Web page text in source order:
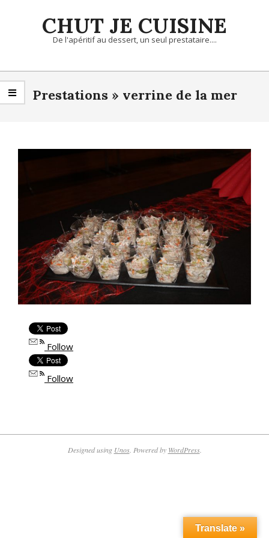
CHUT JE CUISINE
De l'apéritif au dessert, un seul prestataire....
Primary
Navigation
Menu
Prestations » verrine de la mer
Follow
Follow
05-
Designed using Unos. Powered by WordPress.
Translate »